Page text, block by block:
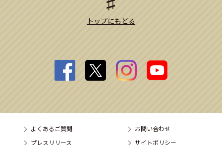
トップにもどる
よくあるご質問
お問い合わせ
プレスリリース
サイトポリシー